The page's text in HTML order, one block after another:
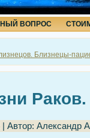
ВОПРОС
Близнецы-
| Автор: Александр